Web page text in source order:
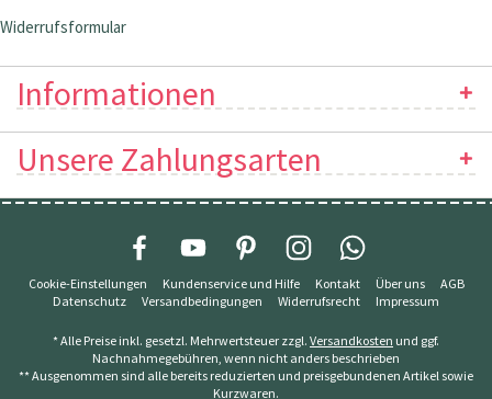
Widerrufsformular
Informationen
Unsere Zahlungsarten
Cookie-Einstellungen Kundenservice und Hilfe Kontakt Über uns
AGB
Datenschutz
Versandbedingungen Widerrufsrecht Impressum
* Alle Preise inkl. gesetzl. Mehrwertsteuer zzgl. Versandkosten und ggf.
Nachnahmegebühren, wenn nicht anders beschrieben
** Ausgenommen sind alle bereits reduzierten und preisgebundenen Artikel sowie
Kurzwaren.